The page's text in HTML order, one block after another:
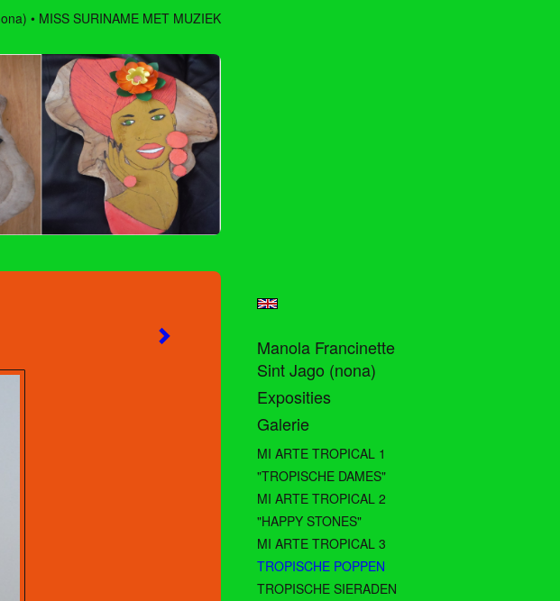
MISS SURINAME MET MUZIEK
Manola Francinette
Sint Jago (nona)
Exposities
Galerie
MI ARTE TROPICAL 1
"TROPISCHE DAMES"
MI ARTE TROPICAL 2
"HAPPY STONES"
MI ARTE TROPICAL 3
TROPISCHE POPPEN
TROPISCHE SIERADEN